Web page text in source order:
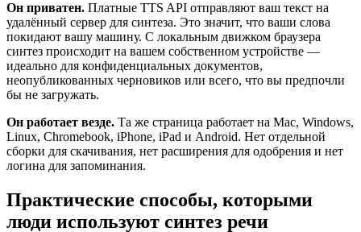
Он приватен. Платные TTS API отправляют ваш текст на
удалённый сервер для синтеза. Это значит, что ваши слова
покидают вашу машину. С локальным движком браузера
синтез происходит на вашем собственном устройстве —
идеально для конфиденциальных документов,
неопубликованных черновиков или всего, что вы предпочли
бы не загружать.
Он работает везде. Та же страница работает на Mac, Windows,
Linux, Chromebook, iPhone, iPad и Android. Нет отдельной
сборки для скачивания, нет расширения для одобрения и нет
логина для запоминания.
Практические способы, которыми
люди используют синтез речи